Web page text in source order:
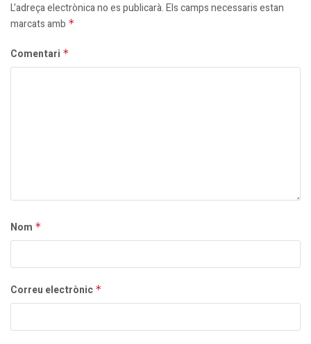
L'adreça electrònica no es publicarà.Els camps necessaris estan
marcats amb *
Comentari *
Nom *
Correu electrònic *